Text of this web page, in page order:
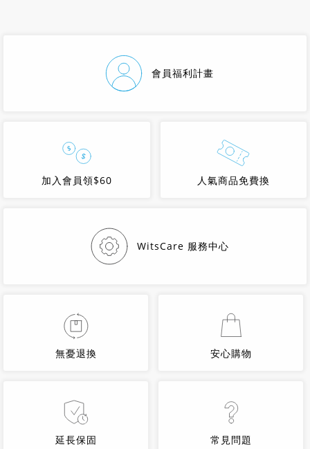
會員福利計畫
加入會員領$60 人氣商品免費換
WitsCare 服務中心
無憂退換
延長保固
安心購物
常見問題